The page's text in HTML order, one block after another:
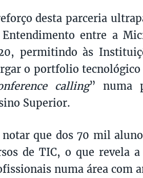
desta parceria
entre a
permitindo às
o portfolio tecnológico
calling” numa
Superior.
notar que dos 70 mil
de TIC, o que revela
numa área com